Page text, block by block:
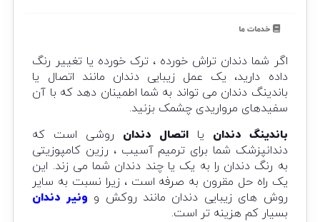
خدمات ما
اگر شما دندان تراش خورده ، ترک خورده یا تغییر رنگ
داده دارید، یک عمل زیبایی دندان مانند اتصال یا
باندینگ دندان می تواند به شما اطمینان دهد که با آن
سفیدهای مرواریدی چشمک بزنید.
باندینگ دندان یااتصال دندان روشی است که
دندانپزشک شما برای ترمیم آسیب ، رزین کامپوزیتی
به رنگ دندان را به یک یا چند دندان شما می زند. این
یک راه حل مقرون به صرفه است ، زیرا نسبت به سایر
روش های زیبایی دندان مانند روکش و ونیر دندان
بسیار کم هزینه تر است.